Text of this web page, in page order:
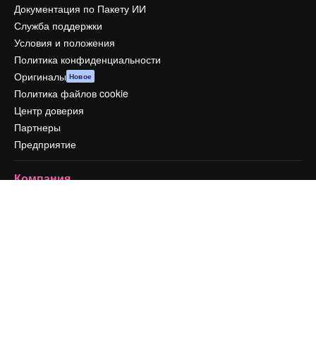
Документация по Пакету ИИ
Служба поддержки
Условия и положения
Политика конфиденциальности
Оригиналы Новое
Политика файлов cookie
Центр доверия
Партнеры
Предприятие
Компания